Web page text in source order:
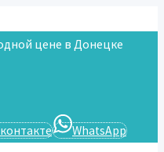
цене в Донецке
WhatsApp